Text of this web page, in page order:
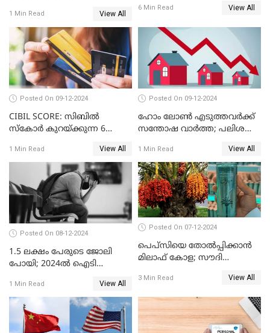
അമേരിക്കയേയും ഞെട്ടിച്ച്
ചൈനീസ് കാറുകൾ
1 Min Read View All
6 Min Read View All
Posted On 09-12-2024
CIBIL SCORE: സിബിൽ
സ്കോർ കുറയ്ക്കുന്ന 6
1 Min Read View All
Posted On 09-12-2024
ഹോം ലോൺ എടുത്തവർക്ക്
സന്തോഷ വാർത്ത; പലിശ
1 Min Read View All
Posted On 08-12-2024
1.5 ലക്ഷം പേരുടെ ജോലി
പോയി; 2024ൽ ഐടി
1 Min Read View All
Posted On 07-12-2024
പെപ്സിയെ തോൽപ്പിക്കാൻ
മിലാഫ് കോള; സൗദി
കോളയേക്കുറിച്ച് അറിയാം
3 Min Read View All